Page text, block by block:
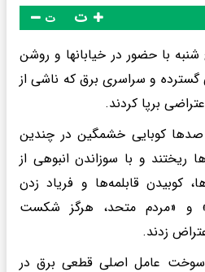
ت
شنبه با حضور در خیابانها و روشن
و سراسری برق که ناشی از
برپا کردند.
صدها کوبایی خشمگین در چندین
ریختند و با سوزاندن انبوهی از
کوبیدن قابلمه‌ها و فریاد زدن
و «مردم متحد، هرگز شکست
زدند.
سوخت عامل اصلی قطعی برق در